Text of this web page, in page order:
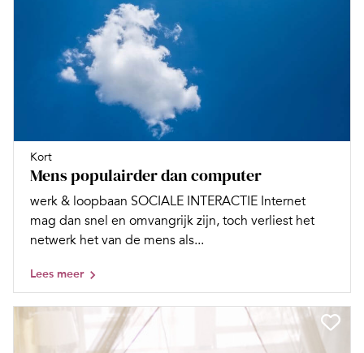
Kort
Mens populairder dan computer
werk & loopbaan SOCIALE INTERACTIE Internet
mag dan snel en omvangrijk zijn, toch verliest het
netwerk het van de mens als...
Lees meer